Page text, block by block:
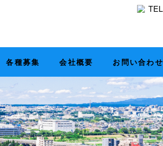
各種募集 会社概要 お問い合わせ